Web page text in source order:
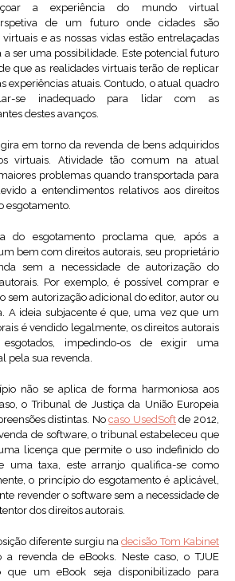
a experiência do mundo virtual
de um futuro onde cidades são
e as nossas vidas estão entrelaçadas
ser uma possibilidade. Este potencial futuro
que as realidades virtuais terão de replicar
experiências atuais. Contudo, o atual quadro
se inadequado para lidar com as
destes avanços.
em torno da revenda de bens adquiridos
virtuais. Atividade tão comum na atual
problemas quando transportada para
a entendimentos relativos aos direitos
esgotamento.
do esgotamento proclama que, após a
bem com direitos autorais, seu proprietário
sem a necessidade de autorização do
Por exemplo, é possível comprar e
sem autorização adicional do editor, autor ou
A ideia subjacente é que, uma vez que um
é vendido legalmente, os direitos autorais
impedindo-os de exigir uma
pela sua revenda.
não se aplica de forma harmoniosa aos
o Tribunal de Justiça da União Europeia
distintas. Nocaso UsedSoftde 2012,
de software, o tribunal estabeleceu que
licença que permite o uso indefinido do
uma taxa, este arranjo qualifica-se como
o princípio do esgotamento é aplicável,
revender o software sem a necessidade de
dos direitos autorais.
diferente surgiu nadecisão Tom Kabinet
revenda de eBooks. Neste caso, o TJUE
que um eBook seja disponibilizado para